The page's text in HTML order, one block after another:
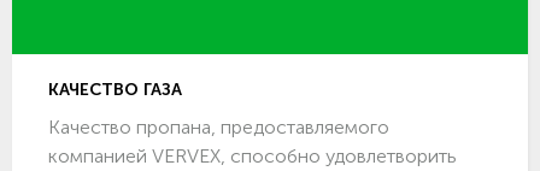
КАЧЕСТВО ГАЗА
Качество пропана, предоставляемого
компанией VERVEX, способно удовлетворить